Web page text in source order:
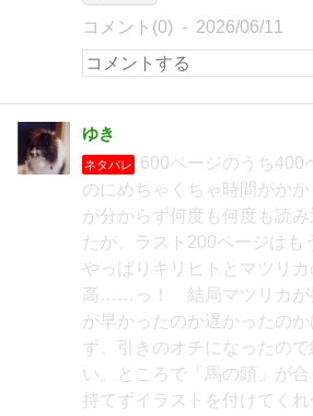
コメント(0) 2026/06/11
ゆき
ネタバレ
600ページのうち400
のにめちゃくちゃ時間がか
が分からず何度も何度も読
たが、ラスト200ページはも
やっぱりキリヒトとマツリ
高……っ！ 結局マツリカが
が早かったのか遅かったの
ず、引きのオチになったの
い。ところで「馬の頭」が
持てずイラストを付けてく